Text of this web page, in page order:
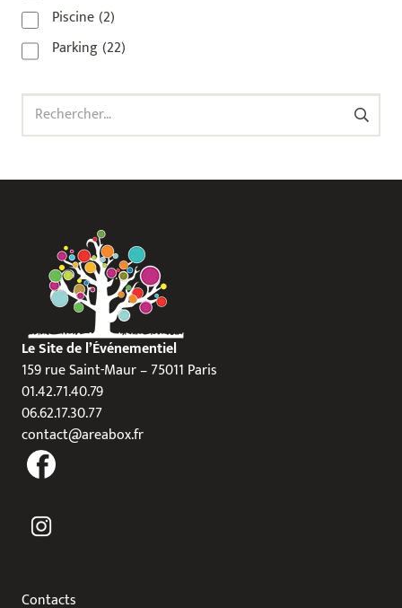
Piscine(2)
Parking(22)
Rechercher :
Le Site de l’Événementiel
159 rue Saint-Maur – 75011 Paris
01.42.71.40.79
06.62.17.30.77
contact@areabox.fr
Contacts